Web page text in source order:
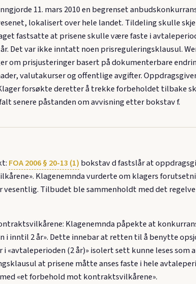
11. mars 2010 en begrenset
lokalisert over hele landet. Tildeling skulle
fastsatte at prisene skulle være faste i
Det var ikke inntatt noen prisreguleringsklausul.
om prisjusteringer basert på dokumenterbare
valutakurser og offentlige avgifter.
forsøkte deretter å trekke forbeholdet tilbake
senere påstanden om avvisning etter bokstav f.
FOA 2006 § 20-13 (1) bokstav d fastslår at
Klagenemnda vurderte om klagers
Tilbudet ble sammenholdt med det
Klagenemnda påpekte at
i inntil 2 år». Dette innebar at retten til å benytte
«avtaleperioden (2 år)» isolert sett kunne leses
at prisene måtte anses faste i hele
«et forbehold mot kontraktsvilkårene».